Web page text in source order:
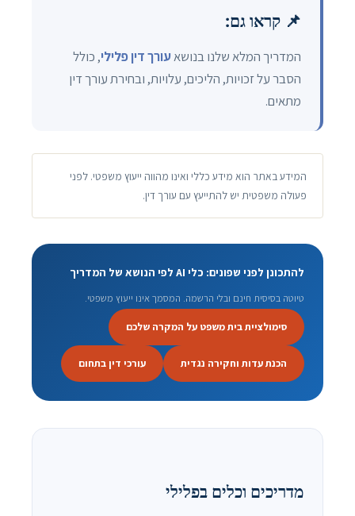
📌 קראו גם:
המדריך המלא שלנו בנושאעורך דין פלילי, כולל
הסבר על זכויות, הליכים, עלויות, ובחירת עורך דין
מתאים.
המידע באתר הוא מידע כללי ואינו מהווה ייעוץ משפטי. לפני
פעולה משפטית יש להתייעץ עם עורך דין.
להתכונן לפני שפונים: כלי AI לפי הנושא של המדריך
טיוטה בסיסית חינם ובלי הרשמה. המסמך אינו ייעוץ משפטי.
סימולציית בית משפט על המקרה שלכם
הכנת עדות וחקירה נגדית עורכי דין בתחום
מדריכים וכלים בפלילי